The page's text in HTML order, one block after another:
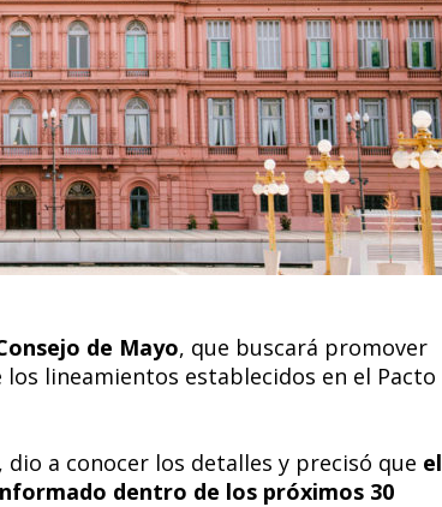
de Mayo, que buscará promover
lineamientos establecidos en el Pacto
a conocer los detalles y precisó que el
dentro de los próximos 30